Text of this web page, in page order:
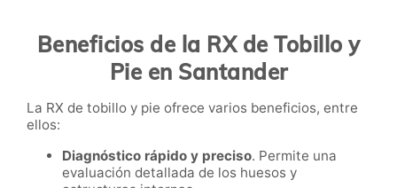
Beneficios de la RX de Tobillo y
Pie en Santander
La RX de tobillo y pie ofrece varios beneficios, entre
ellos:
Diagnóstico rápido y preciso. Permite una
evaluación detallada de los huesos y